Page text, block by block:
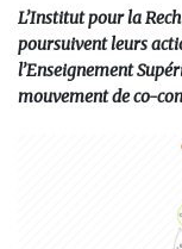
L’Institut pour la
poursuivent leurs
l’Enseignement
mouvement de co-